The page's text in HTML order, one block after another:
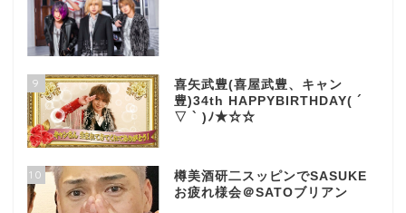
9
喜矢武豊(喜屋武豊、キャン
豊)34th HAPPYBIRTHDAY( ´
▽ ` )ﾉ★☆☆
10
樽美酒研二スッピンでSASUKE
お疲れ様会＠SATOブリアン